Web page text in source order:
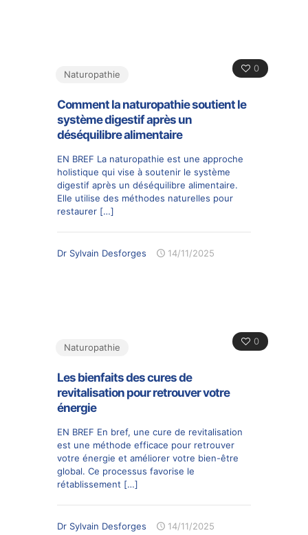
0
Naturopathie
Comment la naturopathie soutient le
système digestif après un
déséquilibre alimentaire
EN BREF La naturopathie est une approche
holistique qui vise à soutenir le système
digestif après un déséquilibre alimentaire.
Elle utilise des méthodes naturelles pour
restaurer […]
Dr Sylvain Desforges 14/11/2025
0
Naturopathie
Les bienfaits des cures de
revitalisation pour retrouver votre
énergie
EN BREF En bref, une cure de revitalisation
est une méthode efficace pour retrouver
votre énergie et améliorer votre bien-être
global. Ce processus favorise le
rétablissement […]
Dr Sylvain Desforges 14/11/2025